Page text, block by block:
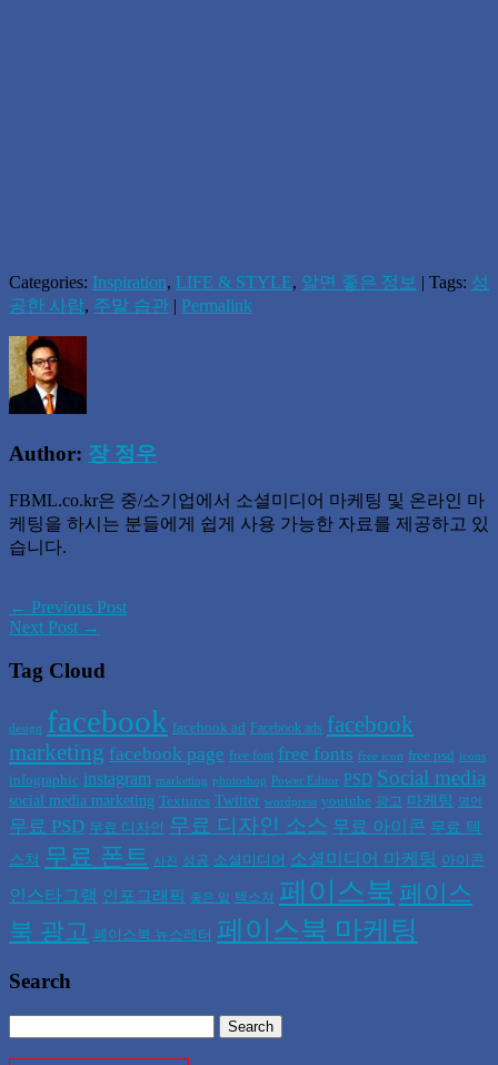
Categories: Inspiration, LIFE & STYLE, 알면 좋은 정보 | Tags: 성
공한 사람, 주말 습관 | Permalink
Author: 장 정우
FBML.co.kr은 중/소기업에서 소셜미디어 마케팅 및 온라인 마
케팅을 하시는 분들에게 쉽게 사용 가능한 자료를 제공하고 있
습니다.
← Previous Post
Next Post →
Tag Cloud
design facebook facebook ad Facebook ads facebook
marketing facebook page free font free fonts free icon free psd icons
infographic instagram marketing photoshop Power Editor PSD Social media
social media marketing Textures Twitter wordpress youtube 광고 마케팅 명언
무료 PSD 무료 디자인 무료 디자인 소스 무료 아이콘 무료 텍
스쳐 무료 폰트 사진 성공 소셜미디어 소셜미디어 마케팅 아이콘
인스타그램 인포그래픽 좋은 말 텍스쳐 페이스북 페이스
북 광고 페이스북 뉴스레터 페이스북 마케팅
Search